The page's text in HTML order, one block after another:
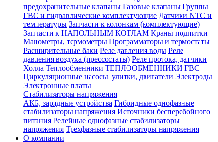
предохранительные клапаны Газовые клапаны Группы
ГВС и гидравлические комплектующие Датчики NTC и
температуры Запчасти к колонкам (комплектующие)
Запчасти к НАПОЛЬНЫМ КОТЛАМ Краны подпитки
Манометры, термометры Программаторы и термостаты
Расширительные баки Реле давления воды Реле
давления воздуха (прессостаты) Реле протока, датчики
Холла Теплообменники ТЕПЛООБМЕННИКИ ГВС
Циркуляционные насосы, улитки, двигатели Электроды
Электронные платы
Стабилизаторы напряжения
АКБ, зарядные устройства Гибридные однофазные
стабилизаторы напряжения Источники бесперебойного
питания Релейные однофазные стабилизаторы
напряжения Трехфазные стабилизаторы напряжения
О компании